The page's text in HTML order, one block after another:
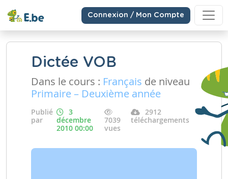
Connexion / Mon Compte
Dictée VOB
Dans le cours : Français de niveau
Primaire – Deuxième année
Publié
par
3
décembre
2010 00:00
7039
vues
2912
téléchargements